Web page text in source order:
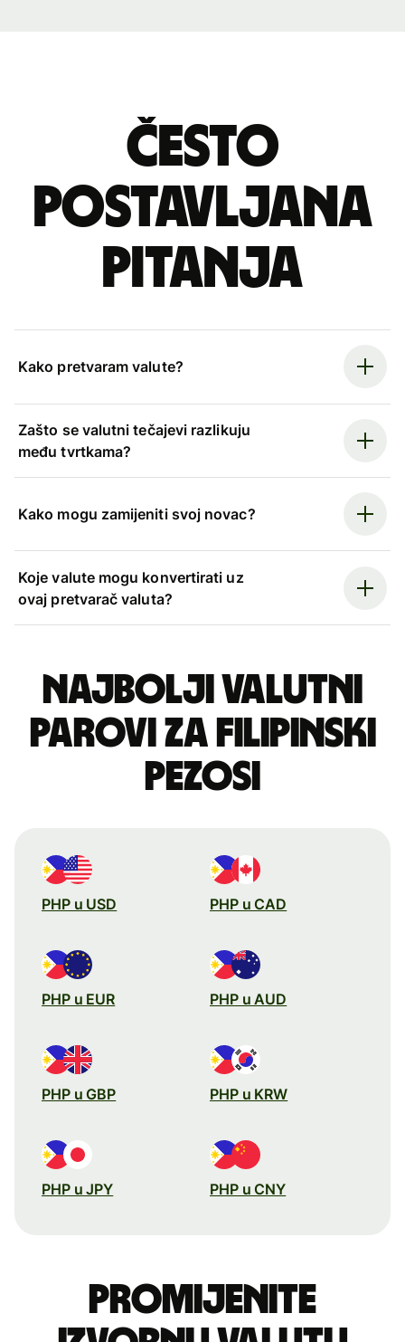
Često
postavljana
pitanja
Kako pretvaram valute?
Zašto se valutni tečajevi razlikuju
među tvrtkama?
Kako mogu zamijeniti svoj novac?
Koje valute mogu konvertirati uz
ovaj pretvarač valuta?
Najbolji valutni
parovi za filipinski
pezosi
PHP u USD PHP u CAD
PHP u EUR PHP u AUD
PHP u GBP PHP u KRW
PHP u JPY PHP u CNY
Promijenite